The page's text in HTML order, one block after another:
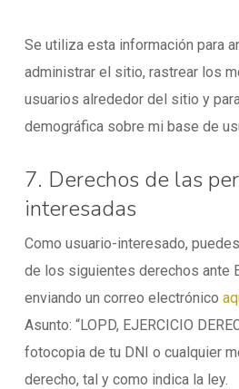
Se utiliza esta información para
administrar el sitio, rastrear los
usuarios alrededor del sitio y
demográfica sobre mi base de
7. Derechos de las
interesadas
Como usuario-interesado,
de los siguientes derechos ante
enviando un correo electrónico
Asunto: “LOPD, EJERCICIO
fotocopia de tu DNI o cualquier
derecho, tal y como indica la ley.